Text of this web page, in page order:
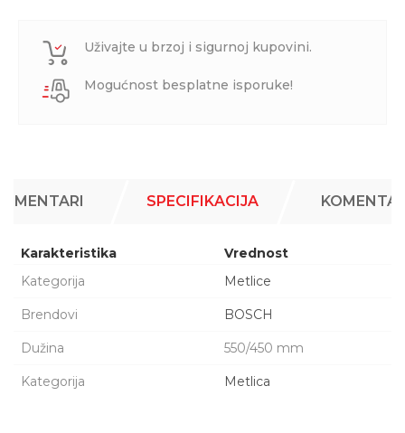
Uživajte u brzoj i sigurnoj kupovini.
Mogućnost besplatne isporuke!
SPECIFIKACIJA
Karakteristika
Vrednost
Kategorija
Metlice
Brendovi BOSCH
Dužina 550/450 mm
Kategorija Metlica